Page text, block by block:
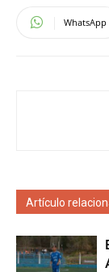
WhatsApp
Artículo